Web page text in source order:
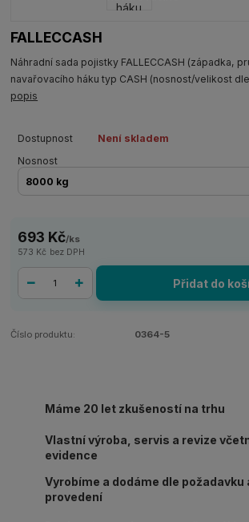
FALLECCASH
Náhradní sada pojistky FALLECCASH (západka,
navařovacího háku typ CASH (nosnost/velikost
popis
Dostupnost
Není skladem
Nosnost
693 Kč/ks
573 Kč bez DPH
Přidat do
Číslo produktu: 0364-5
Máme 20 let zkušeností na trhu
Vlastní výroba, servis a revize
evidence
Vyrobíme a dodáme dle požadavku
provedení